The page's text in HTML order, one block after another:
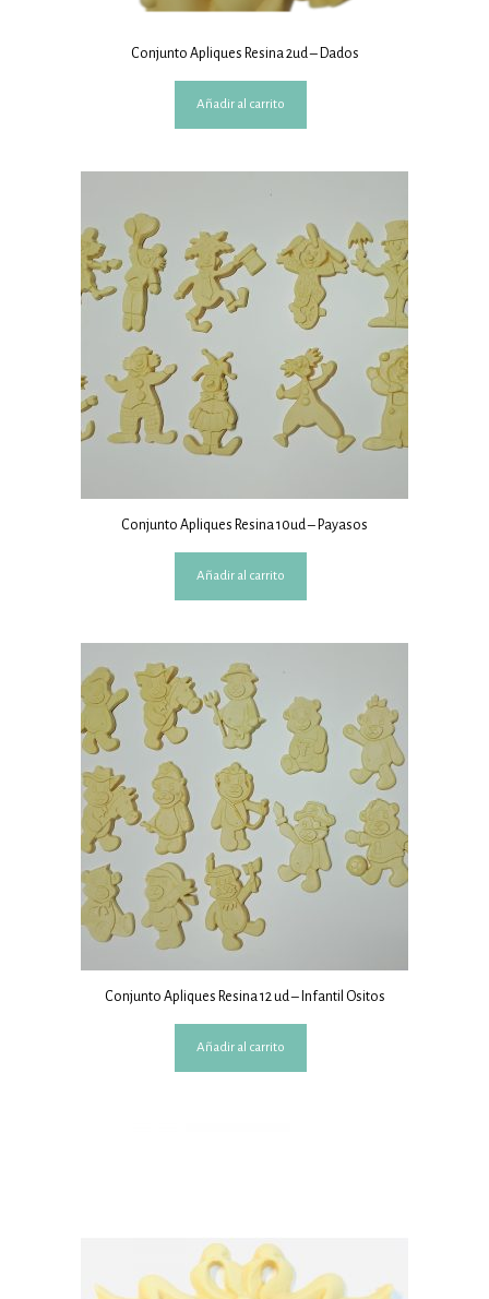
Conjunto Apliques Resina 2ud – Dados
Añadir al carrito
Conjunto Apliques Resina 10ud – Payasos
Añadir al carrito
Conjunto Apliques Resina 12 ud – Infantil Ositos
Añadir al carrito